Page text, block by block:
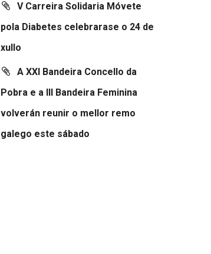
V Carreira Solidaria Móvete
pola Diabetes celebrarase o 24 de
xullo
A XXI Bandeira Concello da
Pobra e a III Bandeira Feminina
volverán reunir o mellor remo
galego este sábado